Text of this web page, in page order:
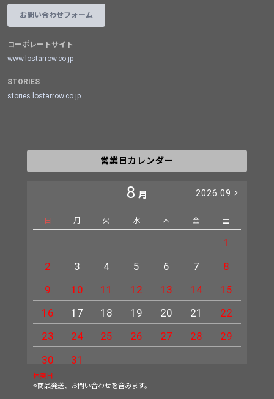
お問い合わせフォーム
コーポレートサイト
www.lostarrow.co.jp
STORIES
stories.lostarrow.co.jp
営業日カレンダー
8 月 2026.09
日 月 火 水 木 金 土
1
2
3 4 5 6 7
8
9
10 11 12 13 14
15
16
17 18 19 20 21
22
23
24 25 26 27 28
29
30
31
休業日
※商品発送、お問い合わせを含みます。